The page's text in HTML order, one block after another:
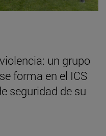
un grupo
forma en el ICS
seguridad de su